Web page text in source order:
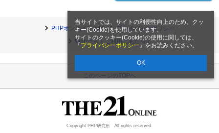
当サイトでは、サイトの利便性向上のため、クッ
キー(Cookie)を使用しています。
サイトのクッキー(Cookie)の使用に関しては、
「 プライバシーポリシー 」をお読みください。
OK
PHPオンラインとは
プライバシーポリシー
Webサイトご利用にあたって
このページのTOPへ
Copyright PHP研究所 All rights reserved.